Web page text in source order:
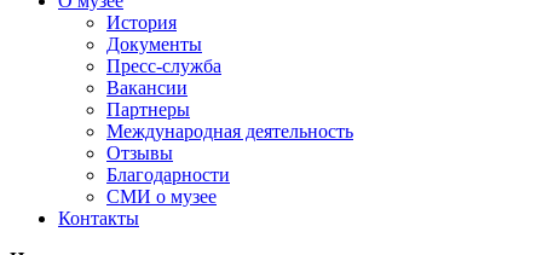
История
Документы
Пресс-служба
Вакансии
Партнеры
Международная деятельность
Отзывы
Благодарности
СМИ о музее
Контакты